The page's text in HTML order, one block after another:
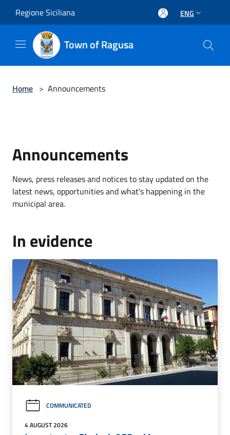
Regione Siciliana ENG
Town of Ragusa
Home > Announcements
Announcements
News, press releases and notices to stay updated on the
latest news, opportunities and what's happening in the
municipal area.
In evidence
COMMUNICATED
4 AUGUST 2026